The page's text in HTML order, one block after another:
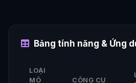
Bảng tính năng & Ứng
LOẠI
MÔ
CÔNG CỤ